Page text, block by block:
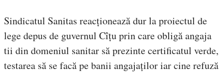
Sindicatul Sanitas reacționează dur la proiectul de
lege depus de guvernul Cîțu prin care obligă angaja
tii din domeniul sanitar să prezinte certificatul verde,
testarea să se facă pe banii angajaților iar cine refuză